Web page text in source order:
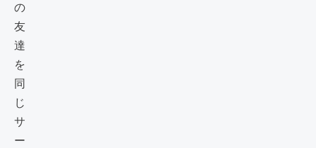
の
友
達
を
同
じ
サ
ー